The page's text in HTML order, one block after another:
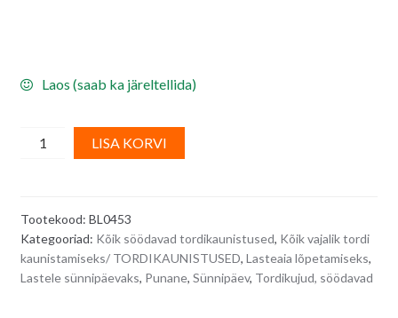
Laos (saab ka järeltellida)
Suhkrudekoor
4,5
cm
quantity
LISA KORVI
n
Tootekood: BL0453
Kategooriad: Kõik söödavad tordikaunistused, Kõik vajalik tordi
kaunistamiseks/ TORDIKAUNISTUSED, Lasteaia lõpetamiseks,
Lastele sünnipäevaks, Punane, Sünnipäev, Tordikujud, söödavad